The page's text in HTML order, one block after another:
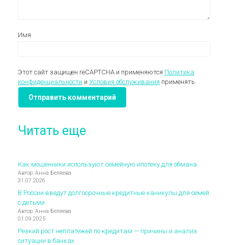
Имя
Этот сайт защищен reCAPTCHA и применяются Политика
конфиденциальности и Условия обслуживания применять.
Читать еще
Как мошенники используют семейную ипотеку для обмана
Автор: Анна Беляева
31.07.2026
В России введут долгосрочные кредитные каникулы для семей
с детьми
Автор: Анна Беляева
01.09.2025
Резкий рост неплатежей по кредитам — причины и анализ
ситуации в банках